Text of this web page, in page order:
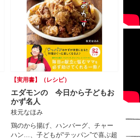
【実用書】（レシピ）
エダモンの 今日から子どもお
かず名人
枝元なほみ
鶏のから揚げ、ハンバーグ、チャー
ハン…、子どもが“テッパン”で喜ぶ超